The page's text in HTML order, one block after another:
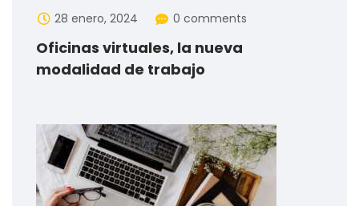
28 enero, 2024 0 comments
Oficinas virtuales, la nueva
modalidad de trabajo